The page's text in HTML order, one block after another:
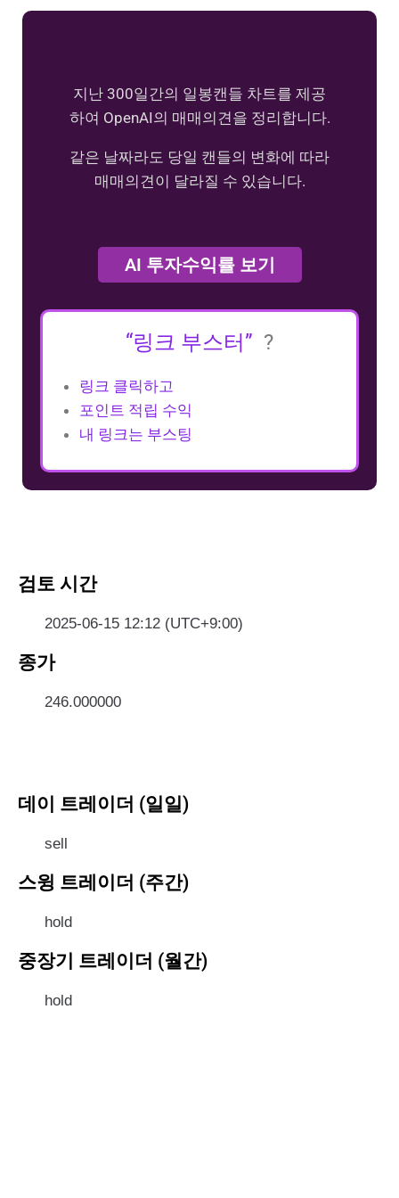
지난 300일간의 일봉캔들 차트를 제공
하여 OpenAI의 매매의견을 정리합니다.
같은 날짜라도 당일 캔들의 변화에 따라
매매의견이 달라질 수 있습니다.
AI 투자수익률 보기
“링크 부스터” ?
링크 클릭하고
포인트 적립 수익
내 링크는 부스팅
검토 시간
2025-06-15 12:12 (UTC+9:00)
종가
246.000000
데이 트레이더 (일일)
sell
스윙 트레이더 (주간)
hold
중장기 트레이더 (월간)
hold